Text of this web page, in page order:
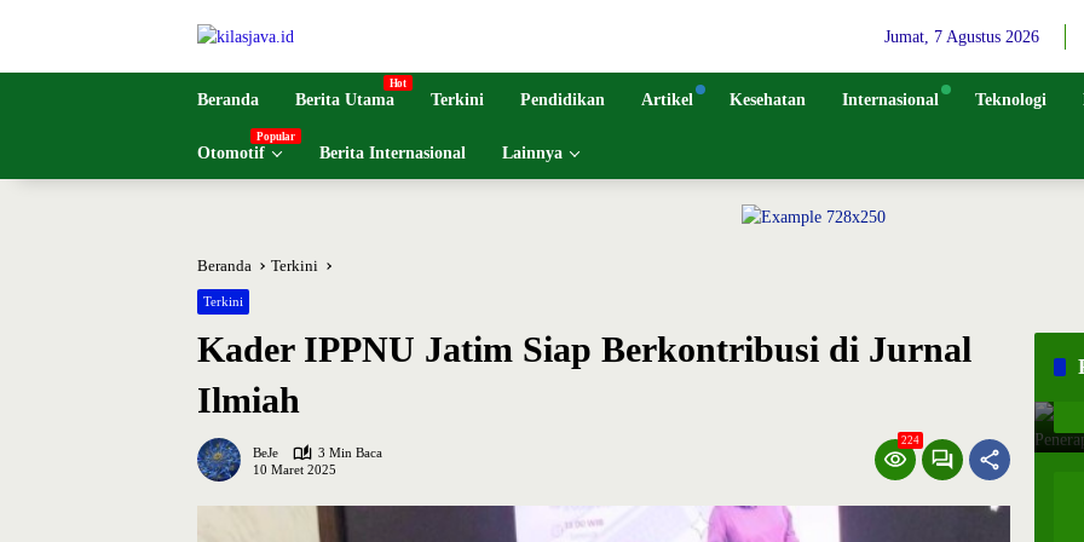
Jumat, 7 Agustus 2026
Beranda Berita Utama Terkini Pendidikan Artikel Kesehatan Internasional Teknologi
Otomotif Berita Internasional Lainnya
Beranda Terkini
Terkini
Kader IPPNU Jatim Siap Berkontribusi di Jurnal
Ilmiah
BeJe
3 Min Baca
10 Maret 2025
224